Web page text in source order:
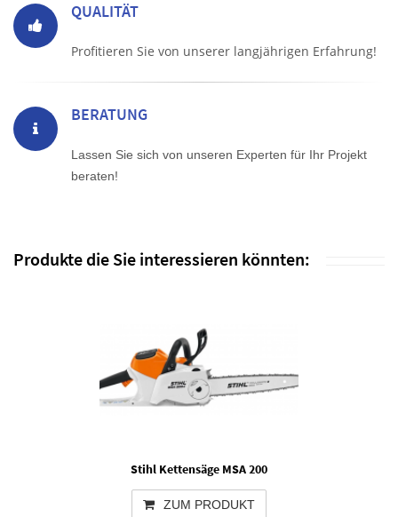
QUALITÄT
Profitieren Sie von unserer langjährigen Erfahrung!
BERATUNG
Lassen Sie sich von unseren Experten für Ihr Projekt
beraten!
Produkte die Sie interessieren könnten:
Stihl Kettensäge MSA 200
ZUM PRODUKT